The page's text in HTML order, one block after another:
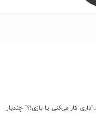
کار می‌کنی یا بازی!؟" چندبار